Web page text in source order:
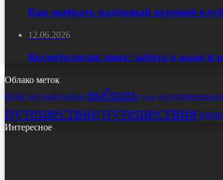
Как выбрать надёжный игровой
12.06.2026
Косметология лица: забота о коже и
Облако меток
виды вкусный выбор выбрать дома
путешествиепутешествия
Интересное